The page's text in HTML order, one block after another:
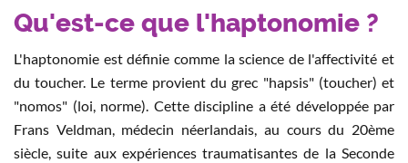
Qu'est-ce que l'haptonomie ?
L'haptonomie est définie comme la science de l'affectivité et
du toucher. Le terme provient du grec "hapsis" (toucher) et
"nomos" (loi, norme). Cette discipline a été développée par
Frans Veldman, médecin néerlandais, au cours du 20ème
siècle, suite aux expériences traumatisantes de la Seconde